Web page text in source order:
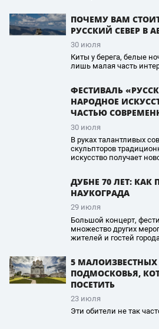
ПОЧЕМУ ВАМ
РУССКИЙ СЕВЕР В
30 июля
Киты у берега, белые
лишь малая часть
ФЕСТИВАЛЬ
НАРОДНОЕ
ЧАСТЬЮ
30 июля
В руках талантливых
скульпторов
искусство получает
ДУБНЕ 70 ЛЕТ:
НАУКОГРАДА
29 июля
Большой концерт,
множество других
жителей и гостей
5
ПОДМОСКОВЬЯ,
ПОСЕТИТЬ
23 июля
Эти обители не так